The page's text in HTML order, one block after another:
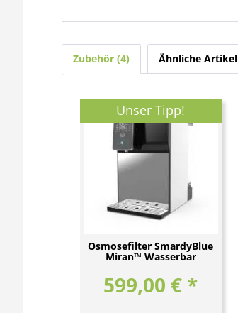
Zubehör 4 Ähnliche Artikel
Unser Tipp!
Osmosefilter SmardyBlue
Miran™ Wasserbar
599,00 € *